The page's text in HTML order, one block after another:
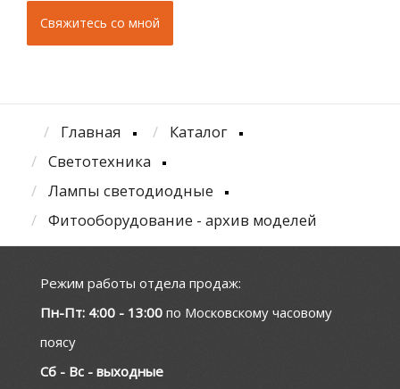
Главная
Каталог
Светотехника
Лампы светодиодные
Фитооборудование - архив моделей
Режим работы отдела продаж:
Пн-Пт: 4:00 - 13:00 по Московскому часовому
поясу
Сб - Вс - выходные